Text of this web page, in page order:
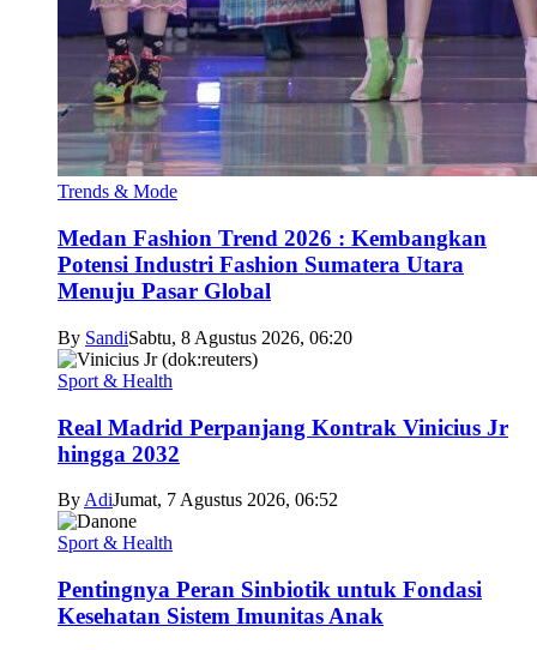
Trends & Mode
Medan Fashion Trend 2026 : Kembangkan
Potensi Industri Fashion Sumatera Utara
Menuju Pasar Global
By SandiSabtu, 8 Agustus 2026, 06:20
Sport & Health
Real Madrid Perpanjang Kontrak Vinicius Jr
hingga 2032
By AdiJumat, 7 Agustus 2026, 06:52
Sport & Health
Pentingnya Peran Sinbiotik untuk Fondasi
Kesehatan Sistem Imunitas Anak